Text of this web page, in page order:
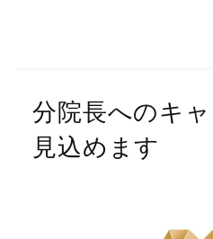
分院長へのキ
見込めます